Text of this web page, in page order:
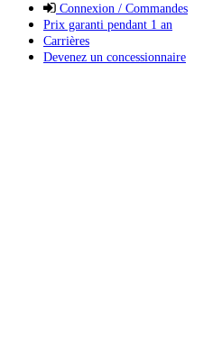
Connexion / Commandes
Prix garanti pendant 1 an
Carrières
Devenez un concessionnaire